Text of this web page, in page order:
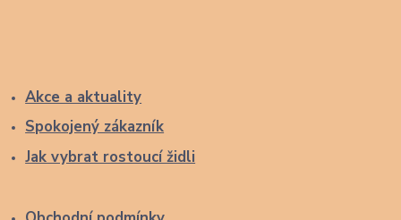
Akce a aktuality
Spokojený zákazník
Jak vybrat rostoucí židli